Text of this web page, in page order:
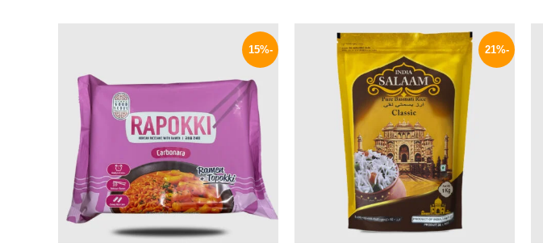
-21%
السعر
الأصلي
هو:
175 EGP.
السعر
الحالي
هو:
139 EGP.
-15%